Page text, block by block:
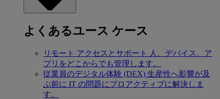
よくあるユース ケース
リモート アクセスとサポート
人、デバイス、ア
プリをどこからでも管理します。
従業員のデジタル体験 (DEX) 生産性へ影響が及
ぶ前に IT の問題にプロアクティブに解決しま
す。